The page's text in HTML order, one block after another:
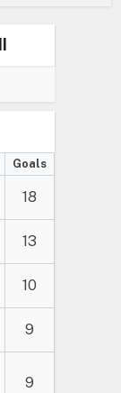
Goals
18
13
10
9
9